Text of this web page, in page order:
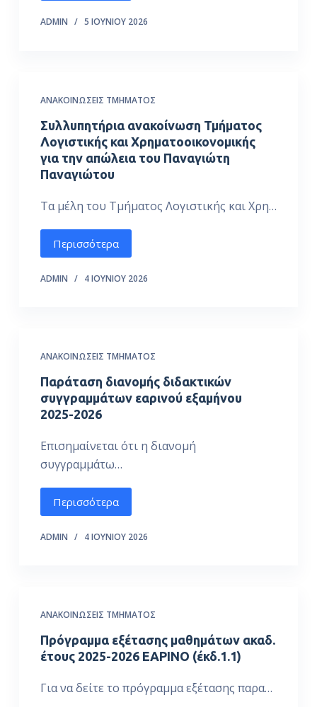
ADMIN 5 ΙΟΥΝΊΟΥ 2026
ΑΝΑΚΟΙΝΏΣΕΙΣ ΤΜΉΜΑΤΟΣ
Συλλυπητήρια ανακοίνωση Τμήματος
Λογιστικής και Χρηματοοικονομικής
για την απώλεια του Παναγιώτη
Παναγιώτου
Τα μέλη του Τμήματος Λογιστικής και Χρη…
Περισσότερα
ADMIN 4 ΙΟΥΝΊΟΥ 2026
ΑΝΑΚΟΙΝΏΣΕΙΣ ΤΜΉΜΑΤΟΣ
Παράταση διανομής διδακτικών
συγγραμμάτων εαρινού εξαμήνου
2025-2026
Επισημαίνεται ότι η διανομή
συγγραμμάτω…
Περισσότερα
ADMIN 4 ΙΟΥΝΊΟΥ 2026
ΑΝΑΚΟΙΝΏΣΕΙΣ ΤΜΉΜΑΤΟΣ
Πρόγραμμα εξέτασης μαθημάτων ακαδ.
έτους 2025-2026 ΕΑΡΙΝΟ (έκδ.1.1)
Για να δείτε το πρόγραμμα εξέτασης παρα…